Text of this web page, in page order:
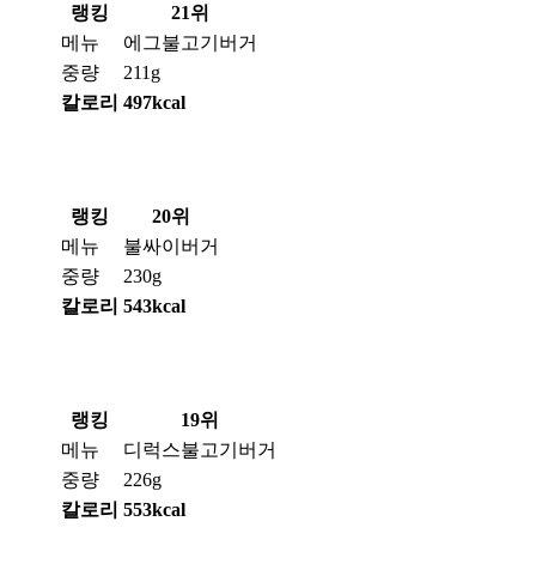
랭킹
21위
메뉴
에그불고기버거
중량
211g
칼로리 497kcal
랭킹
20위
메뉴
불싸이버거
중량
230g
칼로리 543kcal
랭킹
19위
메뉴
디럭스불고기버거
중량
226g
칼로리 553kcal